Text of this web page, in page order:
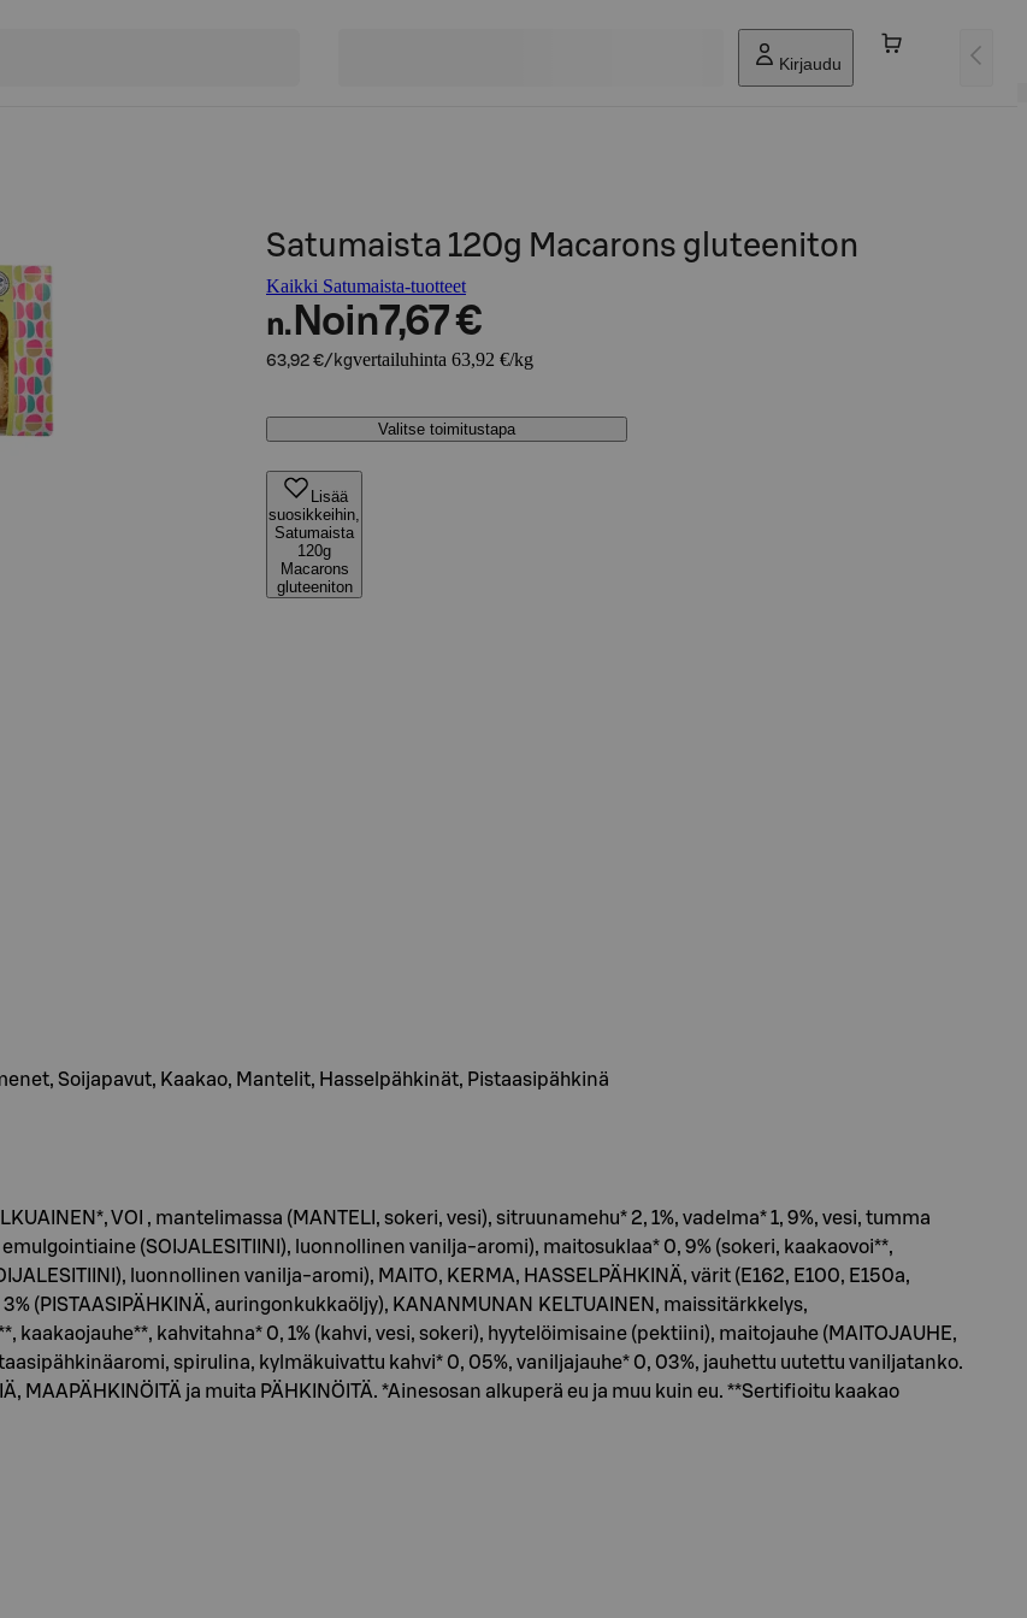
Kirjaudu
Satumaista 120g Macarons gluteeniton
Kaikki Satumaista-tuotteet
n. Noin7,67 €
63,92 €/kgvertailuhinta 63,92 €/kg
Valitse toimitustapa
Lisää
suosikkeihin,
Satumaista
120g
Macarons
gluteeniton
Soijapavut, Kaakao, Mantelit, Hasselpähkinät, Pistaasipähkinä
VOI , mantelimassa (MANTELI, sokeri, vesi), sitruunamehu* 2, 1%, vadelma* 1, 9%, vesi, tumma
(SOIJALESITIINI), luonnollinen vanilja-aromi), maitosuklaa* 0, 9% (sokeri, kaakaovoi**,
luonnollinen vanilja-aromi), MAITO, KERMA, HASSELPÄHKINÄ, värit (E162, E100, E150a,
(PISTAASIPÄHKINÄ, auringonkukkaöljy), KANANMUNAN KELTUAINEN, maissitärkkelys,
kahvitahna* 0, 1% (kahvi, vesi, sokeri), hyytelöimisaine (pektiini), maitojauhe (MAITOJAUHE,
spirulina, kylmäkuivattu kahvi* 0, 05%, vaniljajauhe* 0, 03%, jauhettu uutettu vaniljatanko.
MAAPÄHKINÖITÄ ja muita PÄHKINÖITÄ. *Ainesosan alkuperä eu ja muu kuin eu. **Sertifioitu kaakao